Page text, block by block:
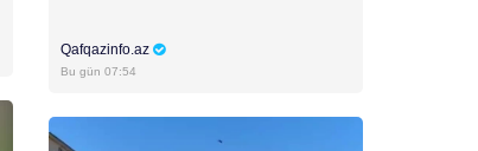
Qafqazinfo.az
Bu gün 07:54